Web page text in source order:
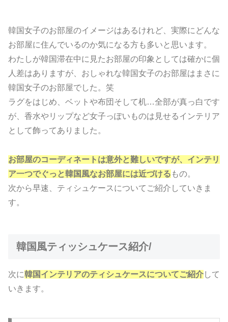
韓国女子のお部屋のイメージはあるけれど、実際にどんな
お部屋に住んでいるのか気になる方も多いと思います。
わたしが韓国滞在中に見たお部屋の印象としては確かに個
人差はありますが、おしゃれな韓国女子のお部屋はまさに
韓国女子のお部屋でした。笑
ラグをはじめ、ベットや布団そして机…全部が真っ白です
が、香水やリップなど女子っぽいものは見せるインテリア
として飾ってありました。
お部屋のコーディネートは意外と難しいですが、インテリ
ア一つでぐっと韓国風なお部屋には近づける もの。
次から早速、ティシュケースについてご紹介していきま
す。
韓国風ティッシュケース紹介/
次に韓国インテリアのティシュケースについてご紹介して
いきます。